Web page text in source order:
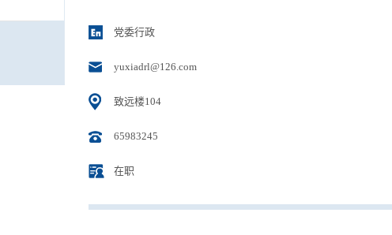
党委行政
yuxiadrl@126.com
致远楼104
65983245
在职